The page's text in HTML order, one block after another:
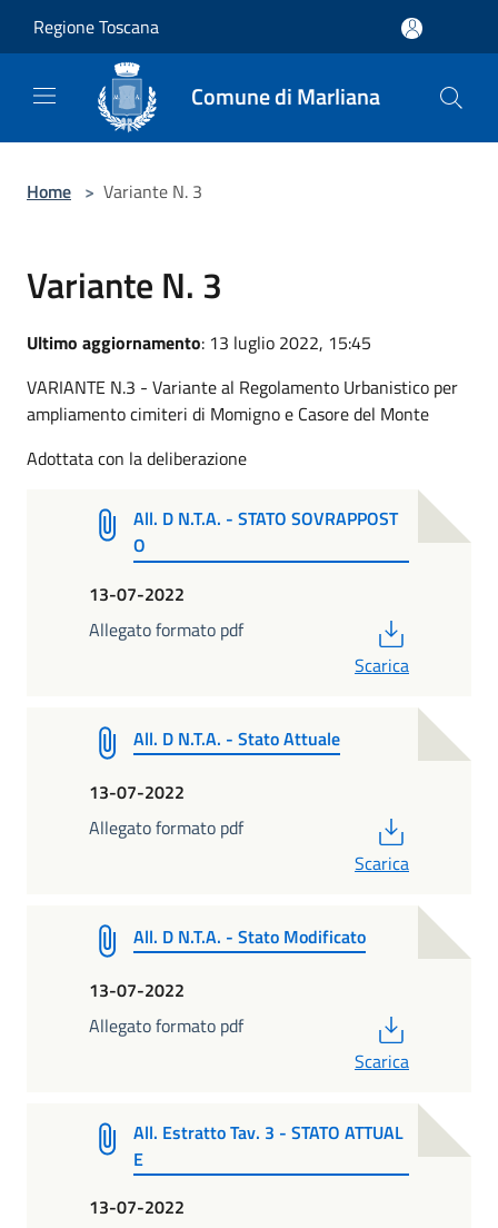
Regione Toscana
Comune di Marliana
Home > Variante N. 3
Variante N. 3
Ultimo aggiornamento: 13 luglio 2022, 15:45
VARIANTE N.3 - Variante al Regolamento Urbanistico per
ampliamento cimiteri di Momigno e Casore del Monte
Adottata con la deliberazione
All. D N.T.A. - STATO SOVRAPPOST
O
13-07-2022
Allegato formato pdf
Scarica
All. D N.T.A. - Stato Attuale
13-07-2022
Allegato formato pdf
Scarica
All. D N.T.A. - Stato Modificato
13-07-2022
Allegato formato pdf
Scarica
All. Estratto Tav. 3 - STATO ATTUAL
E
13-07-2022